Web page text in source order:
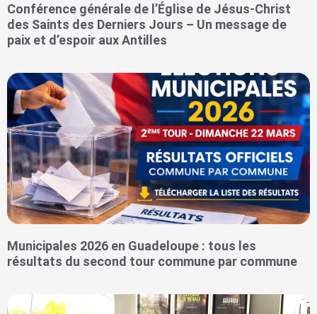
Conférence générale de l’Église de Jésus-Christ
des Saints des Derniers Jours – Un message de
paix et d’espoir aux Antilles
Municipales 2026 en Guadeloupe : tous les
résultats du second tour commune par commune